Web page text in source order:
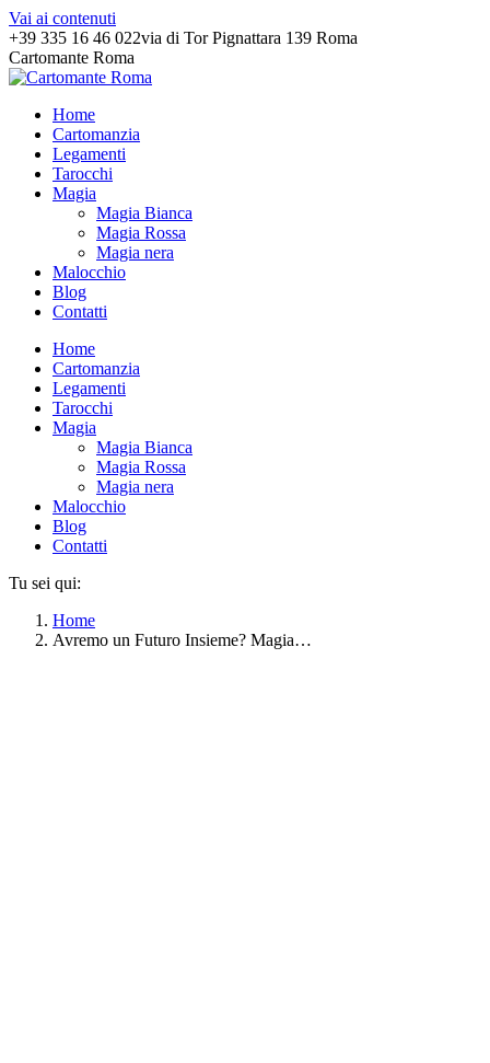
Vai ai contenuti
+39 335 16 46 022via di Tor Pignattara 139 Roma
Cartomante Roma
Home
Cartomanzia
Legamenti
Tarocchi
Magia
Magia Bianca
Magia Rossa
Magia nera
Malocchio
Blog
Contatti
Home
Cartomanzia
Legamenti
Tarocchi
Magia
Magia Bianca
Magia Rossa
Magia nera
Malocchio
Blog
Contatti
Tu sei qui:
Home
Avremo un Futuro Insieme? Magia…